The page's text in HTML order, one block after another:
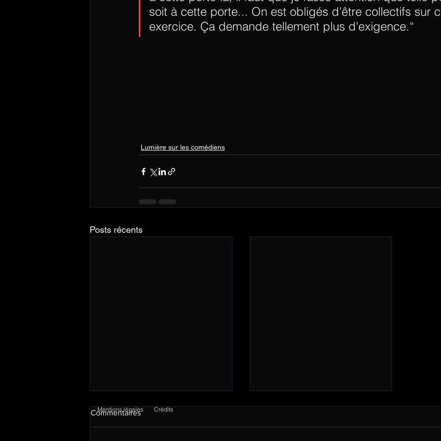
soit à cette porte... On est obligés d'être collectifs sur
exercice. Ça demande tellement plus d'exigence.“
Lumière sur les comédiens
Posts récents
Commentaires
Mentions légales Crédits